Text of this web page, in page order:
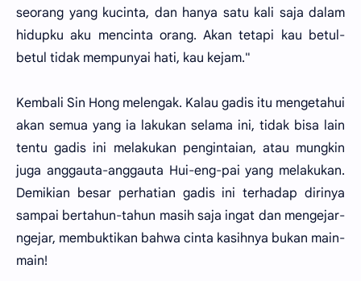
seorang yang kucinta, dan hanya satu kali saja dalam
hidupku aku mencinta orang. Akan tetapi kau betul-
betul tidak mempunyai hati, kau kejam."
Kembali Sin Hong melengak. Kalau gadis itu mengetahui
akan semua yang ia lakukan selama ini, tidak bisa lain
tentu gadis ini melakukan pengintaian, atau mungkin
juga anggauta-anggauta Hui-eng-pai yang melakukan.
Demikian besar perhatian gadis ini terhadap dirinya
sampai bertahun-tahun masih saja ingat dan mengejar-
ngejar, membuktikan bahwa cinta kasihnya bukan main-
main!